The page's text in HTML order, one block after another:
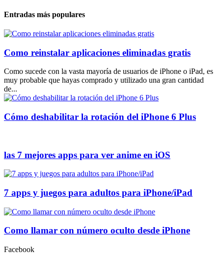
Entradas más populares
Como reinstalar aplicaciones eliminadas gratis
Como sucede con la vasta mayoría de usuarios de iPhone o iPad, es
muy probable que hayas comprado y utilizado una gran cantidad
de...
Cómo deshabilitar la rotación del iPhone 6 Plus
las 7 mejores apps para ver anime en iOS
7 apps y juegos para adultos para iPhone/iPad
Como llamar con número oculto desde iPhone
Facebook